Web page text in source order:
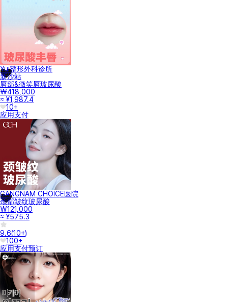
Yui整形外科诊所
新沙站
唇部&微笑唇玻尿酸
₩418,000
≈ ¥1,987.4
10+
应用支付
GANGNAM CHOICE医院
颈部皱纹玻尿酸
₩121,000
≈ ¥575.3
9.6(10+)
100+
应用支付预订